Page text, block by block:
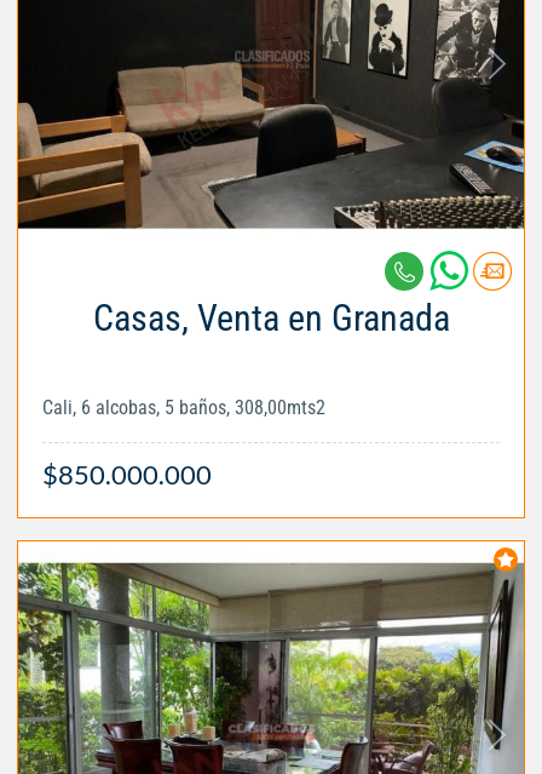
Casas, Venta en Granada
Cali, 6 alcobas, 5 baños, 308,00mts2
$850.000.000